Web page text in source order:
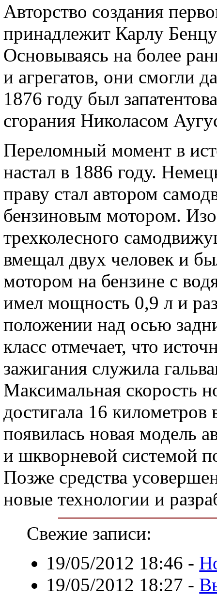
Авторство создания
принадлежит Карлу
Основываясь на более
и агрегатов, они смогли
1876 году был
сгорания Николасом
Переломный момент в
настал в 1886 году.
праву стал автором
бензиновым мотором.
трехколесного
вмещал двух человек и
мотором на бензине с
имел мощность 0,9 л и
положении над осью
класс отмечает, что
зажигания служила
Максимальная скорость
достигала 16 километров
появилась новая модель
и шкворневой системой
Позже средства
новые технологии и
Свежие записи:
19/05/2012 18:46 -
19/05/2012 18:27 -